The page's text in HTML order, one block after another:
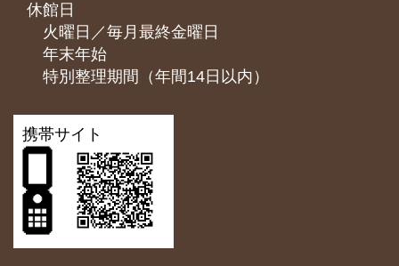
休館日
火曜日／毎月最終金曜日
年末年始
特別整理期間（年間14日以内）
携帯サイト